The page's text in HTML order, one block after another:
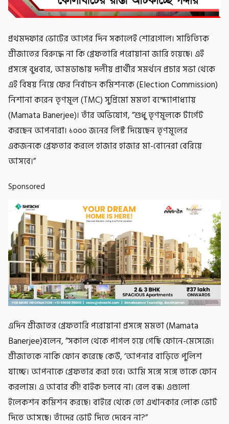
প্রথমদফার ভোটের আগের দিন সকালেই শোরগোল। সাহিত্যিক
শ্রীজাতের বিরুদ্ধে না কি গ্রেফতারি পরোয়ানা জারি হয়েছে। এই
প্রসঙ্গে বুধবার, আমডাঙায় দলীয় প্রার্থীর সমর্থনে প্রচার সভা থেকে
এই বিষয় নিয়ে ফের নির্বাচন কমিশনকে (Election Commission)
নিশানা করেন তৃণমূল (TMC) সুপ্রিমো মমতা বন্দ্যোপাধ্যায়
(Mamata Banerjee)। তাঁর অভিযোগ, ”শুধু তৃণমূলকে টার্গেট
করছেন আপনারা। ১০০০ জনের লিস্ট দিয়েছেন তৃণমূলের
একজনকে গ্রেফতার করলে হাজার হাজার মা-বোনেরা বেরিয়ে
আসবে।”
Sponsored
এদিন শ্রীজাতর গ্রেফতারি পরোয়ানা প্রসঙ্গে মমতা (Mamata
Banerjee)বলেন, ”সকাল থেকে পাগল হয়ে গেছি ফোনে-মেসেজে।
শ্রীজাতকে নাকি ফোন করেছে কেউ, ‘আপনার বাড়িতে পুলিশ
যাচ্ছে। আপনাকে গ্রেফতার করা হবে। আমি সঙ্গে সঙ্গে তাকে ফোন
করলাম। এ আবার কী! বাইক চলবে না। রেল বন্ধ। এগুলো
ইলেকশন কমিশন করছে। বাইরে থেকে তো এখানকার লোক ভোট
দিতে আসছে। তাঁদের ভোট দিতে দেবেন না?”